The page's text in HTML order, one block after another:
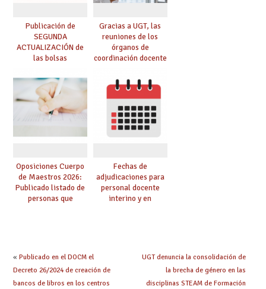
Publicación de
SEGUNDA
ACTUALIZACIÓN de
las bolsas
Cuerpo de Maestros
de especialidades
convocadas a
oposición
Gracias a UGT, las
reuniones de los
órganos de
coordinación docente
de manera
telemática, sin exigir
presencialidad en el
centro
Oposiciones Cuerpo
de Maestros 2026:
Publicado listado de
personas que
Fechas de
adjudicaciones para
personal docente
interino y en
« Publicado en el DOCM el
Decreto 26/2024 de creación de
bancos de libros en los centros
UGT denuncia la consolidación de
la brecha de género en las
disciplinas STEAM de Formación